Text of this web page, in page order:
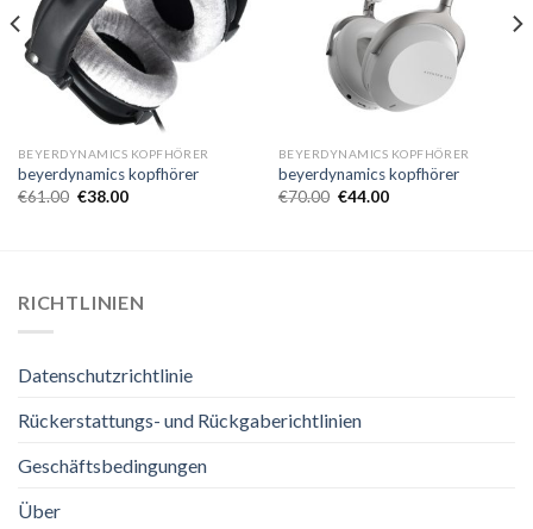
BEYERDYNAMICS KOPFHÖRER
beyerdynamics kopfhörer
€61.00 €38.00
BEYERDYNAMICS KOPFHÖRER
beyerdynamics kopfhörer
€70.00 €44.00
RICHTLINIEN
Datenschutzrichtlinie
Rückerstattungs- und Rückgaberichtlinien
Geschäftsbedingungen
Über